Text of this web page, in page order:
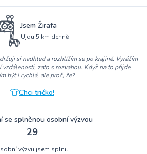
Jsem Žirafa
Ujdu 5 km denně
si nadhled a rozhlížím se po krajině. Vyrážím
vzdálenosti, zato s rozvahou. Když na to přijde,
být i rychlá, ale proč, že?
Chci tričko!
se splněnou osobní výzvou
29
výzvu jsem splnil.